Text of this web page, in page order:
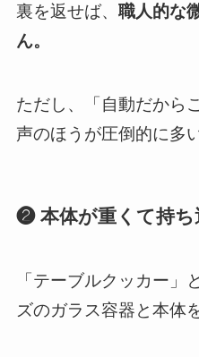
裏を返せば、 職人的な
ん。
ただし、「自動だから
声のほうが圧倒的に多
❷ 本体が重くて持ち
「テーブルクッカー」
ズのガラス容器と本体